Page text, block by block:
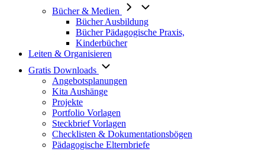
Bücher & Medien
Bücher Ausbildung
Bücher Pädagogische Praxis,
Kinderbücher
Leiten & Organisieren
Gratis Downloads
Angebotsplanungen
Kita Aushänge
Projekte
Portfolio Vorlagen
Steckbrief Vorlagen
Checklisten & Dokumentationsbögen
Pädagogische Elternbriefe